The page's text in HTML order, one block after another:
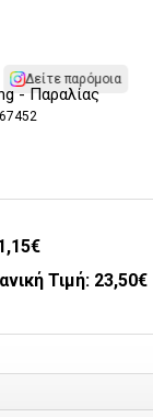
Δείτε παρόμοια
- Παραλίας
67452
Τιμή: 23,50€